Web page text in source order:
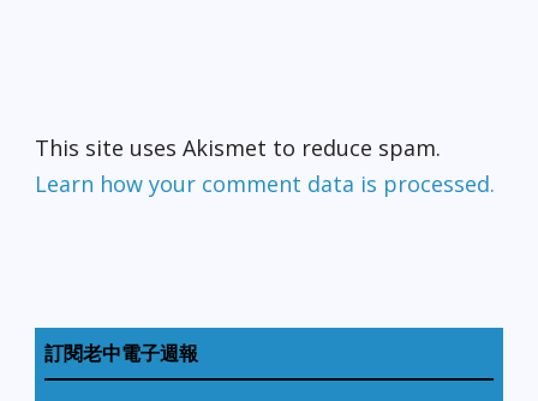
This site uses Akismet to reduce spam.
Learn how your comment data is processed.
訂閱老中電子週報